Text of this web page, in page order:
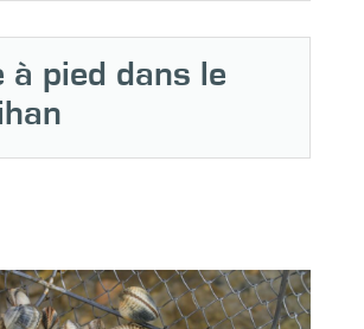
à pied dans le